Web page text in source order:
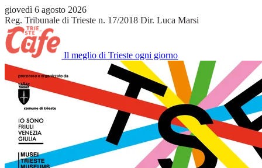
giovedì 6 agosto 2026
Reg. Tribunale di Trieste n. 17/2018 Dir. Luca Marsi
Il meglio di Trieste ogni giorno